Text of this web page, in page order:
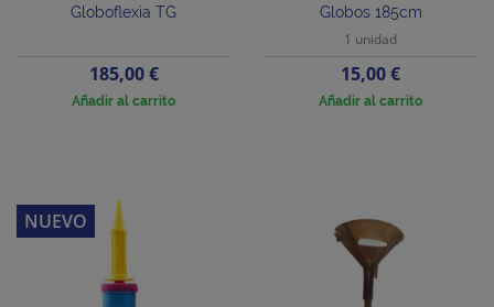
Globoflexia TG
Precio
185,00 €
Añadir al carrito
Globos 185cm
1 unidad
Precio
15,00 €
Añadir al carrito
NUEVO